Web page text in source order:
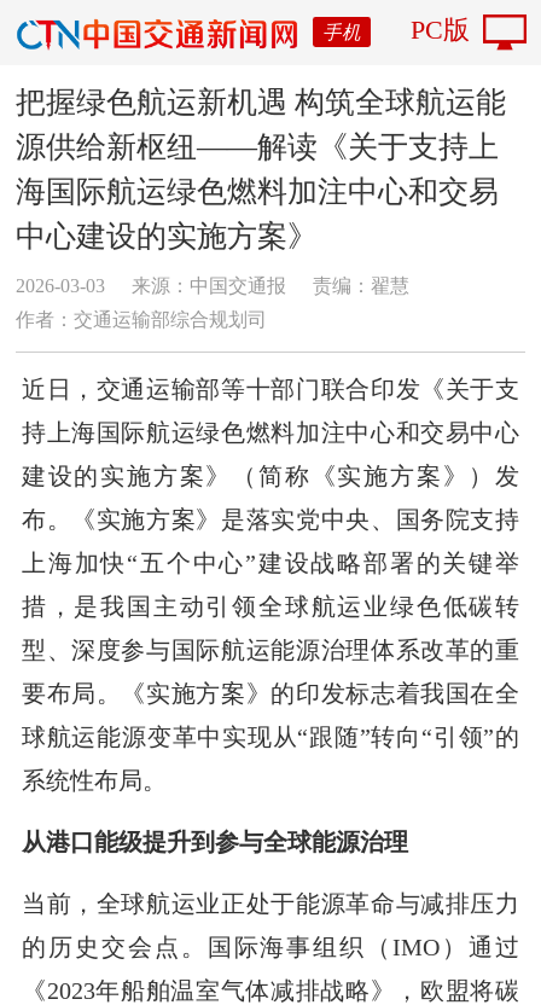
手机 PC版
把握绿色航运新机遇 构筑全球航运能
源供给新枢纽——解读《关于支持上
海国际航运绿色燃料加注中心和交易
中心建设的实施方案》
2026-03-03 来源：中国交通报
责编：翟慧
作者：交通运输部综合规划司
近日，交通运输部等十部门联合印发《关于支
持上海国际航运绿色燃料加注中心和交易中心
建设的实施方案》（简称《实施方案》）发
布。《实施方案》是落实党中央、国务院支持
上海加快“五个中心”建设战略部署的关键举
措，是我国主动引领全球航运业绿色低碳转
型、深度参与国际航运能源治理体系改革的重
要布局。《实施方案》的印发标志着我国在全
球航运能源变革中实现从“跟随”转向“引领”的
系统性布局。
从港口能级提升到参与全球能源治理
当前，全球航运业正处于能源革命与减排压力
的历史交会点。国际海事组织（IMO）通过
《2023年船舶温室气体减排战略》，欧盟将碳